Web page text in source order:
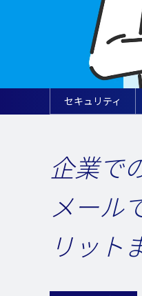
セキュリティ
企業で
メール
リット